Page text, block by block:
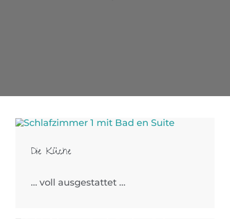
Die Küche
… voll ausgestattet …